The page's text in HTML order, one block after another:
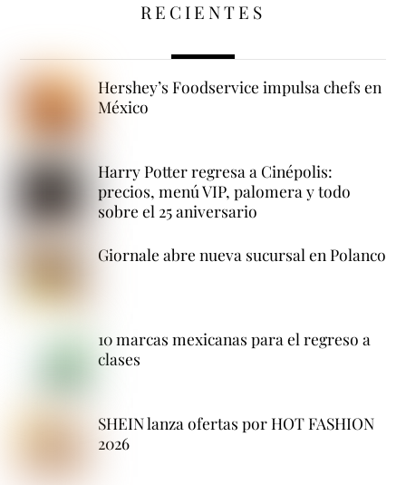
RECIENTES
Hershey’s Foodservice impulsa chefs en
México
Harry Potter regresa a Cinépolis:
precios, menú VIP, palomera y todo
sobre el 25 aniversario
Giornale abre nueva sucursal en Polanco
10 marcas mexicanas para el regreso a
clases
SHEIN lanza ofertas por HOT FASHION
2026